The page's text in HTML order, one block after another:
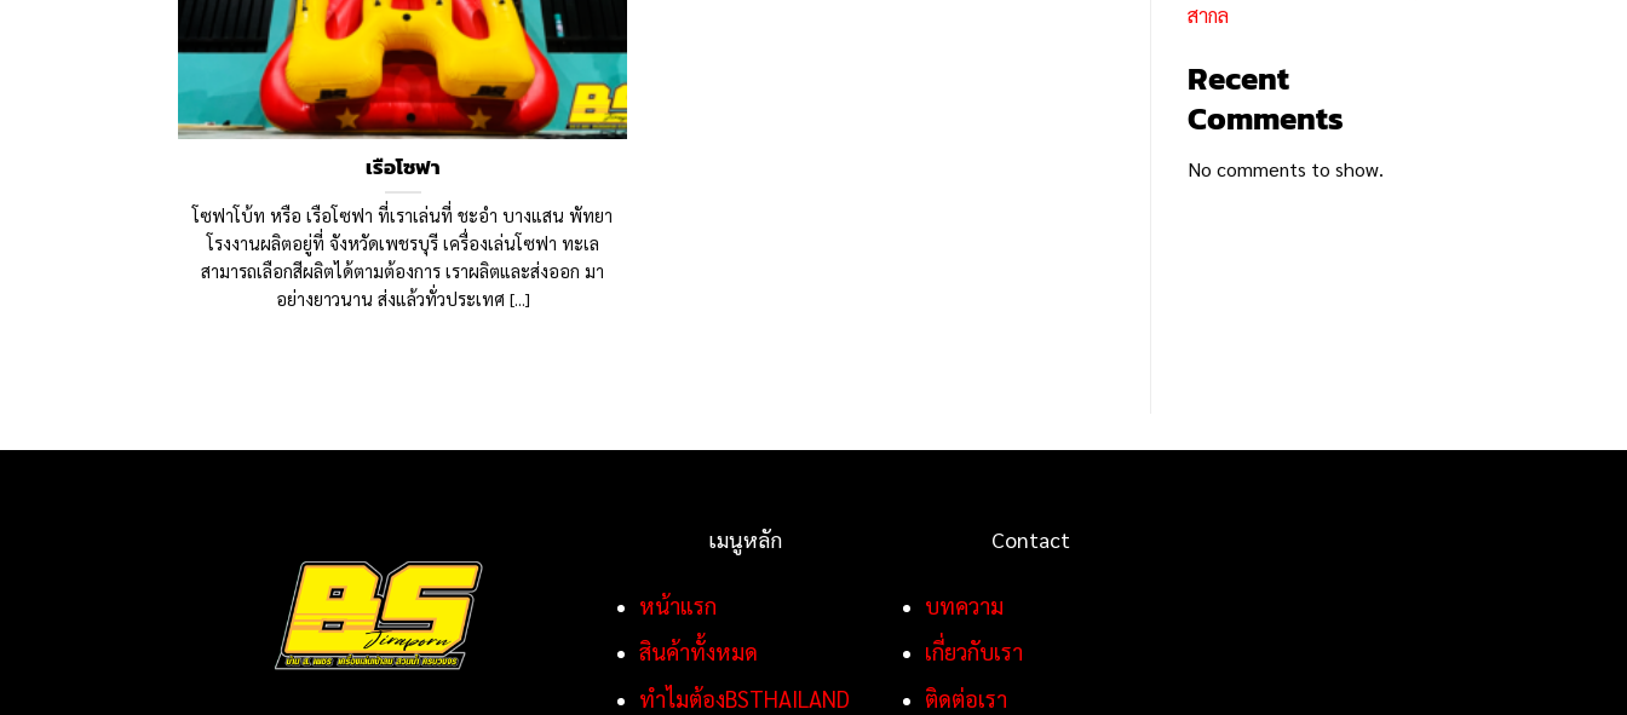
เรือโซฟา
โซฟาโบ้ท หรือ เรือโซฟา ที่เราเล่นที่ ชะอำ บางแสน พัทยา
โรงงานผลิตอยู่ที่ จังหวัดเพชรบุรี เครื่องเล่นโซฟา ทะเล
สามารถเลือกสีผลิตได้ตามต้องการ เราผลิตและส่งออก มา
อย่างยาวนาน ส่งแล้วทั่วประเทศ [...]
สากล
Recent
Comments
No comments to show.
เมนูหลัก
หน้าแรก
สินค้าทั้งหมด
ทำไมต้องBSTHAILAND
Contact
บทความ
เกี่ยวกับเรา
ติดต่อเรา